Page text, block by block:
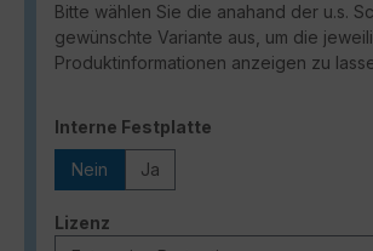
Bitte wählen Sie die anahand der u.s.
gewünschte Variante aus, um die
Produktinformationen anzeigen zu
Interne Festplatte
Nein Ja
Lizenz